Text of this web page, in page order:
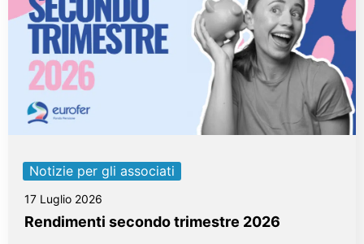
Notizie per gli associati
17 Luglio 2026
Rendimenti secondo trimestre 2026